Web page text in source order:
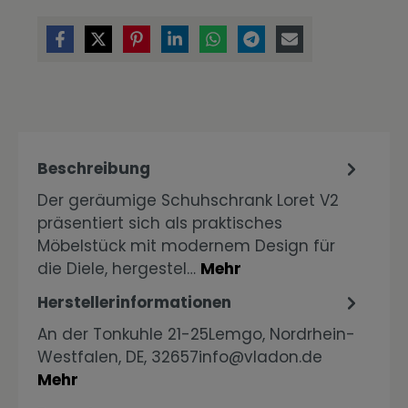
Beschreibung
Der geräumige Schuhschrank Loret V2
präsentiert sich als praktisches
Möbelstück mit modernem Design für
die Diele, hergestel… Mehr
Herstellerinformationen
An der Tonkuhle 21-25Lemgo, Nordrhein-
Westfalen, DE, 32657info@vladon.de
Mehr